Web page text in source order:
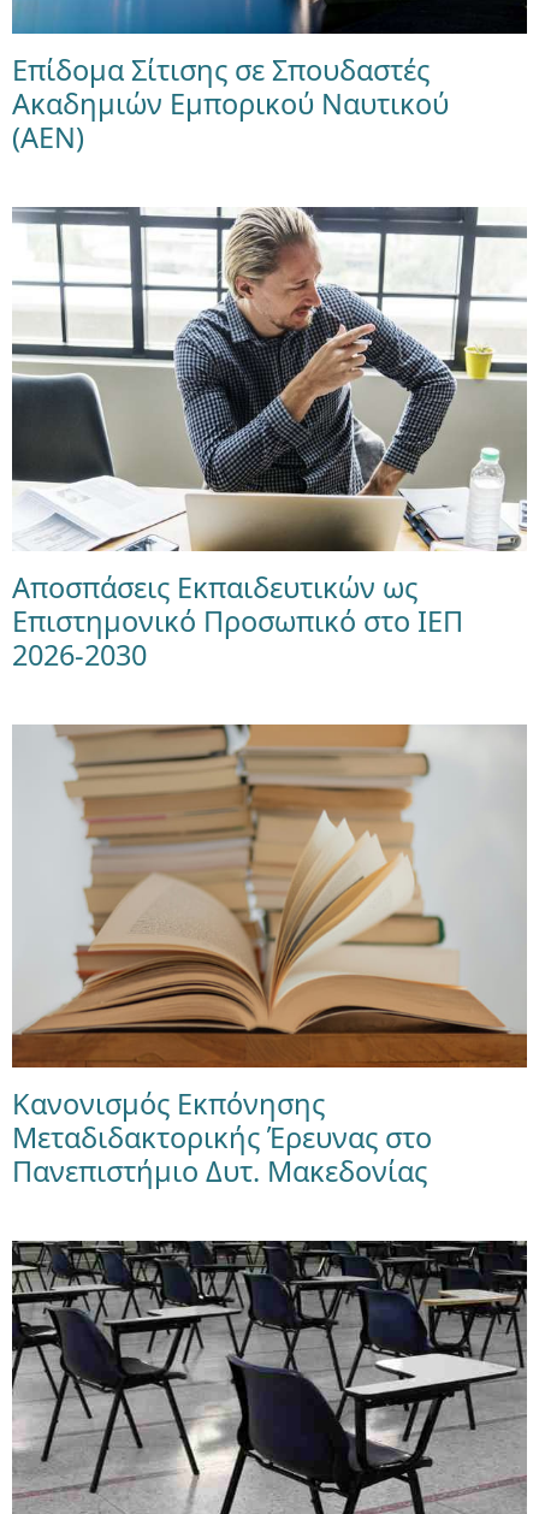
Επίδομα Σίτισης σε Σπουδαστές
Ακαδημιών Εμπορικού Ναυτικού
(ΑΕΝ)
Αποσπάσεις Εκπαιδευτικών ως
Επιστημονικό Προσωπικό στο ΙΕΠ
2026-2030
Κανονισμός Εκπόνησης
Μεταδιδακτορικής Έρευνας στο
Πανεπιστήμιο Δυτ. Μακεδονίας